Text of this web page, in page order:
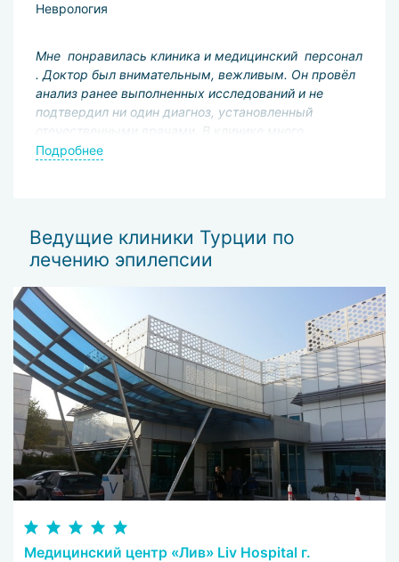
Неврология
Мне понравилась клиника и медицинский персонал
. Доктор был внимательным, вежливым. Он провёл
анализ ранее выполненных исследований и не
подтвердил ни один диагноз, установленный
отечественными врачами. В клинике много
новейшего оборудования. После дополнительного
Подробнее
Ведущие клиники Турции по
лечению эпилепсии
Медицинский центр «Лив» Liv Hospital г.